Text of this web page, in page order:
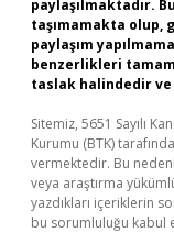
paylaşılmaktadır.
taşımamakta olup,
paylaşım
benzerlikleri
taslak halindedir
Sitemiz, 5651 Sayılı
Kurumu (BTK)
vermektedir. Bu
veya araştırma
yazdıkları içeriklerin
bu sorumluluğu kabul